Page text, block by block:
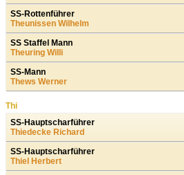
SS-Rottenführer
Theunissen Wilhelm
SS Staffel Mann
Theuring Willi
SS-Mann
Thews Werner
Thi
SS-Hauptscharführer
Thiedecke Richard
SS-Hauptscharführer
Thiel Herbert